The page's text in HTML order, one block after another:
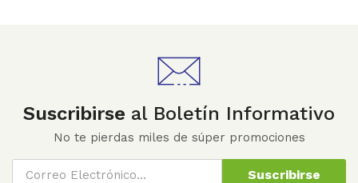
Suscribirse al Boletín Informativo
No te pierdas miles de súper promociones
Suscribirse